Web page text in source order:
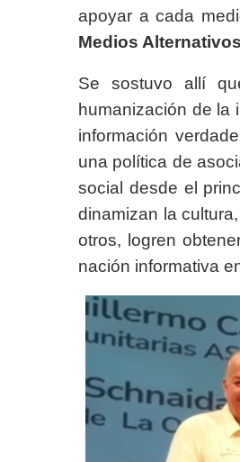
apoyar a cada
Medios
Se sostuvo allí
humanización de la
información
una política de
social desde el
dinamizan la
otros, logren
nación informativa